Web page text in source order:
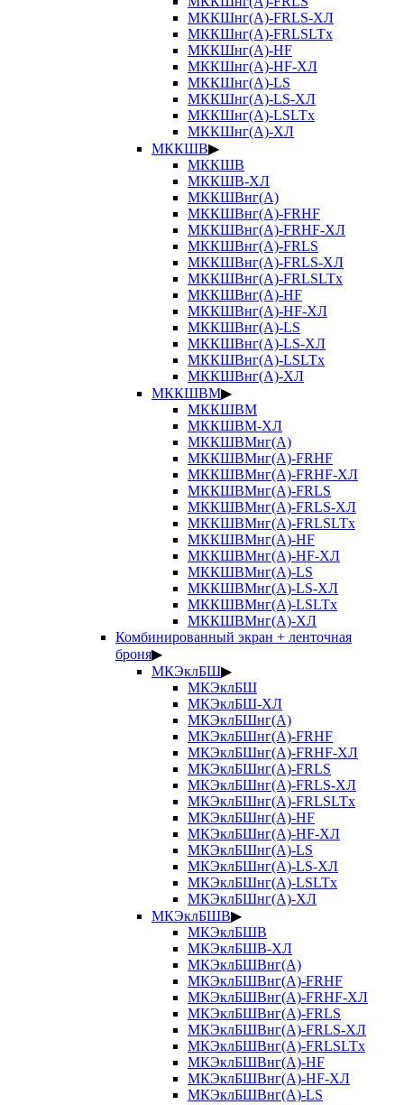
МККШнг(А)-FRLS-ХЛ
МККШнг(А)-FRLSLTx
МККШнг(А)-HF
МККШнг(А)-HF-ХЛ
МККШнг(А)-LS
МККШнг(А)-LS-ХЛ
МККШнг(А)-LSLTx
МККШнг(А)-ХЛ
МККШВ▶
МККШВ
МККШВ-ХЛ
МККШВнг(А)
МККШВнг(А)-FRHF
МККШВнг(А)-FRHF-ХЛ
МККШВнг(А)-FRLS
МККШВнг(А)-FRLS-ХЛ
МККШВнг(А)-FRLSLTx
МККШВнг(А)-HF
МККШВнг(А)-HF-ХЛ
МККШВнг(А)-LS
МККШВнг(А)-LS-ХЛ
МККШВнг(А)-LSLTx
МККШВнг(А)-ХЛ
МККШВМ▶
МККШВМ
МККШВМ-ХЛ
МККШВМнг(А)
МККШВМнг(А)-FRHF
МККШВМнг(А)-FRHF-ХЛ
МККШВМнг(А)-FRLS
МККШВМнг(А)-FRLS-ХЛ
МККШВМнг(А)-FRLSLTx
МККШВМнг(А)-HF
МККШВМнг(А)-HF-ХЛ
МККШВМнг(А)-LS
МККШВМнг(А)-LS-ХЛ
МККШВМнг(А)-LSLTx
МККШВМнг(А)-ХЛ
Комбинированный экран + ленточная
броня▶
МКЭклБШ▶
МКЭклБШ
МКЭклБШ-ХЛ
МКЭклБШнг(А)
МКЭклБШнг(А)-FRHF
МКЭклБШнг(А)-FRHF-ХЛ
МКЭклБШнг(А)-FRLS
МКЭклБШнг(А)-FRLS-ХЛ
МКЭклБШнг(А)-FRLSLTx
МКЭклБШнг(А)-HF
МКЭклБШнг(А)-HF-ХЛ
МКЭклБШнг(А)-LS
МКЭклБШнг(А)-LS-ХЛ
МКЭклБШнг(А)-LSLTx
МКЭклБШнг(А)-ХЛ
МКЭклБШВ▶
МКЭклБШВ
МКЭклБШВ-ХЛ
МКЭклБШВнг(А)
МКЭклБШВнг(А)-FRHF
МКЭклБШВнг(А)-FRHF-ХЛ
МКЭклБШВнг(А)-FRLS
МКЭклБШВнг(А)-FRLS-ХЛ
МКЭклБШВнг(А)-FRLSLTx
МКЭклБШВнг(А)-HF
МКЭклБШВнг(А)-HF-ХЛ
МКЭклБШВнг(А)-LS